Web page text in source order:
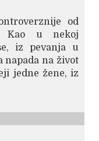
od
Kao u nekoj
iz pevanja u
napada na život
jedne žene, iz